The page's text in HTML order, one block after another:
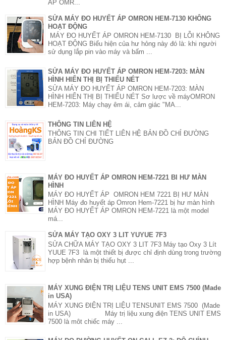
ÁP OMR...
SỬA MÁY ĐO HUYẾT ÁP OMRON HEM-7130 KHÔNG
HOẠT ĐỘNG
MÁY ĐO HUYẾT ÁP OMRON HEM-7130 BỊ LỖI KHÔNG
HOẠT ĐỘNG Biểu hiện của hư hỏng này đó là: khi người
sử dụng lắp pin vào máy và bấm ...
SỬA MÁY ĐO HUYẾT ÁP OMRON HEM-7203: MÀN
HÌNH HIỂN THỊ BỊ THIẾU NÉT
SỬA MÁY ĐO HUYẾT ÁP OMRON HEM-7203: MÀN
HÌNH HIỂN THỊ BỊ THIẾU NÉT Sơ lược về máyOMRON
HEM-7203: Máy chạy êm ái, cảm giác "MA...
THÔNG TIN LIÊN HỆ
THÔNG TIN CHI TIẾT LIÊN HỆ BẢN ĐỒ CHỈ ĐƯỜNG
BẢN ĐỒ CHỈ ĐƯỜNG
MÁY ĐO HUYẾT ÁP OMRON HEM-7221 BI HƯ MÀN
HÌNH
MÁY ĐO HUYẾT ÁP OMRON HEM 7221 BỊ HƯ MÀN
HÌNH Máy đo huyết áp Omron Hem-7221 bị hư màn hình
MÁY ĐO HUYẾT ÁP OMRON HEM-7221 là một model
má...
SỬA MÁY TẠO OXY 3 LIT YUYUE 7F3
SỬA CHỮA MÁY TẠO OXY 3 LIT 7F3 Máy tạo Oxy 3 Lít
YUUE 7F3 là một thiết bị được chỉ định dùng trong trường
hợp bệnh nhân bị thiếu hụt ...
MÁY XUNG ĐIỆN TRỊ LIỆU TENS UNIT EMS 7500 (Made
in USA)
MÁY XUNG ĐIỆN TRỊ LIỆU TENSUNIT EMS 7500 (Made
in USA) Máy trị liệu xung điện TENS UNIT EMS
7500 là môt chiếc máy ...